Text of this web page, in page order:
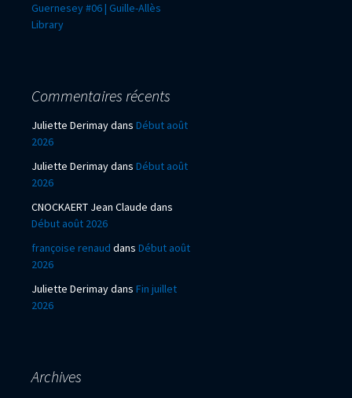
Guernesey #06 | Guille-Allès
Library
Commentaires récents
Juliette Derimaydans Début août
2026
Juliette Derimaydans Début août
2026
CNOCKAERT Jean Claude dans
Début août 2026
françoise renaud dans Début août
2026
Juliette Derimaydans Fin juillet
2026
Archives